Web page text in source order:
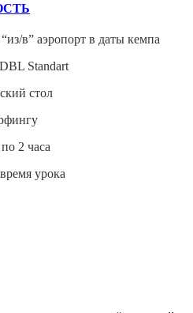
в” аэропорт в даты кемпа
Standart
стол
2 часа
урока